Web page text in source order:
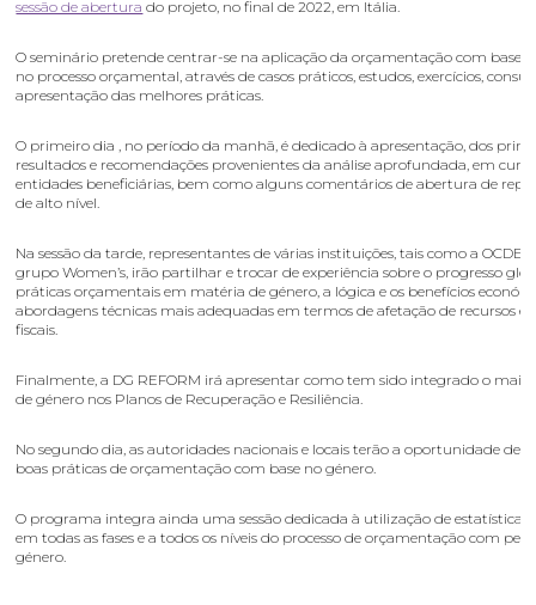
sessão de abertura do projeto, no final de 2022, em Itália.
O seminário pretende centrar-se na aplicação da orçamentação com base
no processo orçamental, através de casos práticos, estudos, exercícios,
apresentação das melhores práticas.
O primeiro dia , no período da manhã, é dedicado à apresentação, dos
resultados e recomendações provenientes da análise aprofundada, em
entidades beneficiárias, bem como alguns comentários de abertura de
de alto nível.
Na sessão da tarde, representantes de várias instituições, tais como a OCDE,
grupo Women’s, irão partilhar e trocar de experiência sobre o progresso
práticas orçamentais em matéria de género, a lógica e os benefícios
abordagens técnicas mais adequadas em termos de afetação de recursos e/
fiscais.
Finalmente, a DG REFORM irá apresentar como tem sido integrado o
de género nos Planos de Recuperação e Resiliência.
No segundo dia, as autoridades nacionais e locais terão a oportunidade de
boas práticas de orçamentação com base no género.
O programa integra ainda uma sessão dedicada à utilização de estatísticas
em todas as fases e a todos os níveis do processo de orçamentação com
género.